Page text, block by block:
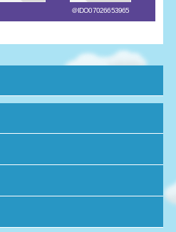
＠IDO07026653965